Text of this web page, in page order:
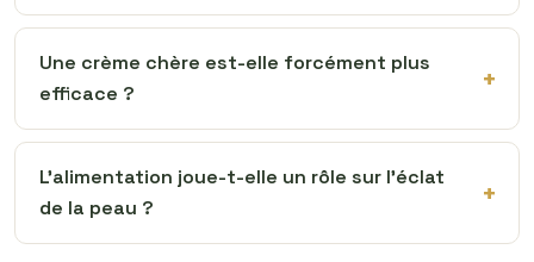
Une crème chère est-elle forcément plus
efficace ?
L’alimentation joue-t-elle un rôle sur l’éclat
de la peau ?